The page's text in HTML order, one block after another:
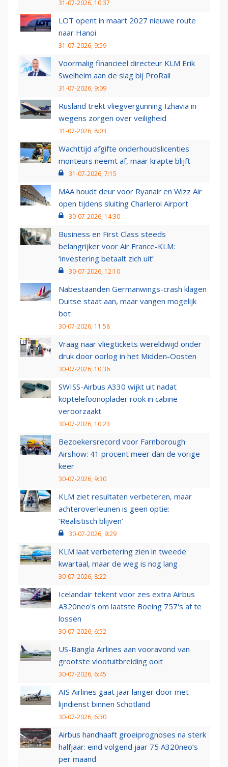
31-07-2026, 10:37
LOT opent in maart 2027 nieuwe route
naar Hanoi
31-07-2026, 9:59
Voormalig financieel directeur KLM Erik
Swelheim aan de slag bij ProRail
31-07-2026, 9:09
Rusland trekt vliegvergunning Izhavia in
wegens zorgen over veiligheid
31-07-2026, 8:03
Wachttijd afgifte onderhoudslicenties
monteurs neemt af, maar krapte blijft
31-07-2026, 7:15
MAA houdt deur voor Ryanair en Wizz Air
open tijdens sluiting Charleroi Airport
30-07-2026, 14:30
Business en First Class steeds
belangrijker voor Air France-KLM:
‘investering betaalt zich uit’
30-07-2026, 12:10
Nabestaanden Germanwings-crash klagen
Duitse staat aan, maar vangen mogelijk
bot
30-07-2026, 11:58
Vraag naar vliegtickets wereldwijd onder
druk door oorlog in het Midden-Oosten
30-07-2026, 10:36
SWISS-Airbus A330 wijkt uit nadat
koptelefoonoplader rook in cabine
veroorzaakt
30-07-2026, 10:23
Bezoekersrecord voor Farnborough
Airshow: 41 procent meer dan de vorige
keer
30-07-2026, 9:30
KLM ziet resultaten verbeteren, maar
achteroverleunen is geen optie:
‘Realistisch blijven’
30-07-2026, 9:29
KLM laat verbetering zien in tweede
kwartaal, maar de weg is nog lang
30-07-2026, 8:22
Icelandair tekent voor zes extra Airbus
A320neo's om laatste Boeing 757's af te
lossen
30-07-2026, 6:52
US-Bangla Airlines aan vooravond van
grootste vlootuitbreiding ooit
30-07-2026, 6:45
AIS Airlines gaat jaar langer door met
lijndienst binnen Schotland
30-07-2026, 6:30
Airbus handhaaft groeiprognoses na sterk
halfjaar: eind volgend jaar 75 A320neo’s
per maand